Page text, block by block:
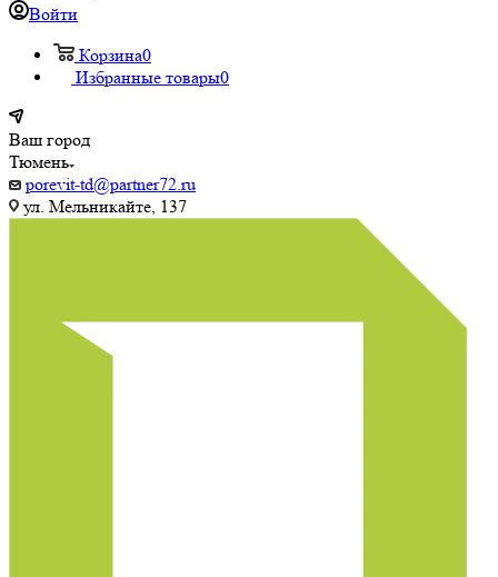
Войти
Корзина0
Избранные товары0
Ваш город
Тюмень
porevit-td@partner72.ru
ул. Мельникайте, 137